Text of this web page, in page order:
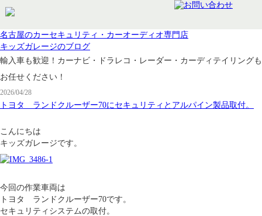
名古屋のカーセキュリティ・カーオーディオ専門店
キッズガレージのブログ
輸入車も歓迎！カーナビ・ドラレコ・レーダー・カーディテイリングも
お任せください！
2026/04/28
トヨタ ランドクルーザー70にセキュリティとアルパイン製品取付。
こんにちは
キッズガレージです。
今回の作業車両は
トヨタ ランドクルーザー70です。
セキュリティシステムの取付。